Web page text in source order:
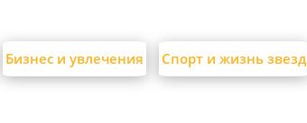
Бизнес и увлечения Спорт и жизнь звезд